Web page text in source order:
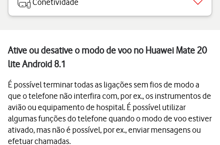
Conetividade
Ative ou desative o modo de voo no Huawei Mate 20
lite Android 8.1
É possível terminar todas as ligações sem fios de modo a
que o telefone não interfira com, por ex., os instrumentos de
avião ou equipamento de hospital. É possível utilizar
algumas funções do telefone quando o modo de voo estiver
ativado, mas não é possível, por ex., enviar mensagens ou
efetuar chamadas.